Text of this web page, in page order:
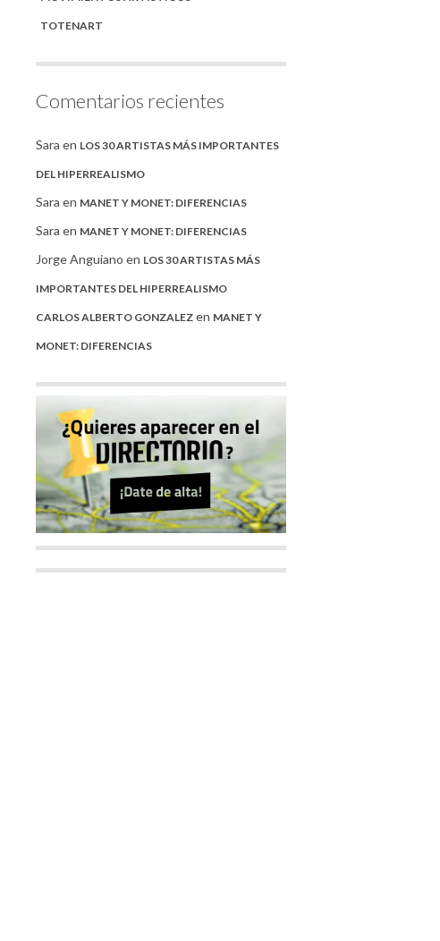
TOTENART
Comentarios recientes
Sara en LOS 30 ARTISTAS MÁS IMPORTANTES
DEL HIPERREALISMO
Sara en MANET Y MONET: DIFERENCIAS
Sara en MANET Y MONET: DIFERENCIAS
Jorge Anguiano en LOS 30 ARTISTAS MÁS
IMPORTANTES DEL HIPERREALISMO
CARLOS ALBERTO GONZALEZ en MANET Y
MONET: DIFERENCIAS